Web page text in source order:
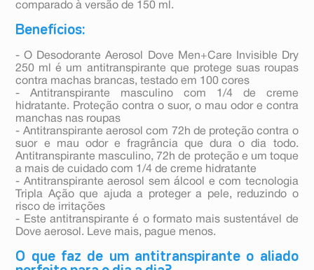
comparado à versão de 150 ml.
Benefícios:
- O Desodorante Aerosol Dove Men+Care Invisible Dry
250 ml é um antitranspirante que protege suas roupas
contra machas brancas, testado em 100 cores
- Antitranspirante masculino com 1/4 de creme
hidratante. Proteção contra o suor, o mau odor e contra
manchas nas roupas
- Antitranspirante aerosol com 72h de proteção contra o
suor e mau odor e fragrância que dura o dia todo.
Antitranspirante masculino, 72h de proteção e um toque
a mais de cuidado com 1/4 de creme hidratante
- Antitranspirante aerosol sem álcool e com tecnologia
Tripla Ação que ajuda a proteger a pele, reduzindo o
risco de irritações
- Este antitranspirante é o formato mais sustentável de
Dove aerosol. Leve mais, pague menos.
O que faz de um antitranspirante o aliado